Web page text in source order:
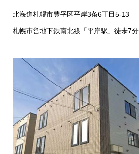
北海道札幌市豊平区平岸3条6丁目5-13
札幌市営地下鉄南北線「平岸駅」徒歩7分